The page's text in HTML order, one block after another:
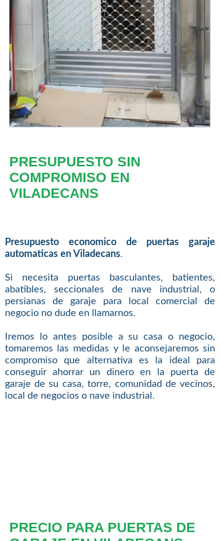
PRESUPUESTO SIN
COMPROMISO EN
VILADECANS
Presupuesto economico de puertas garaje
automaticas en Viladecans.
Si necesita puertas basculantes, batientes,
abatibles, seccionales de nave industrial, o
persianas de garaje para local comercial de
negocio no dude en llamarnos.
Iremos lo antes posible a su casa o negocio,
tomaremos las medidas y le aconsejaremos sin
compromiso que alternativa es la ideal para
conseguir ahorrar un dinero en la puerta de
garaje de su casa, torre, comunidad de vecinos,
local de negocios o nave industrial.
PRECIO PARA PUERTAS DE